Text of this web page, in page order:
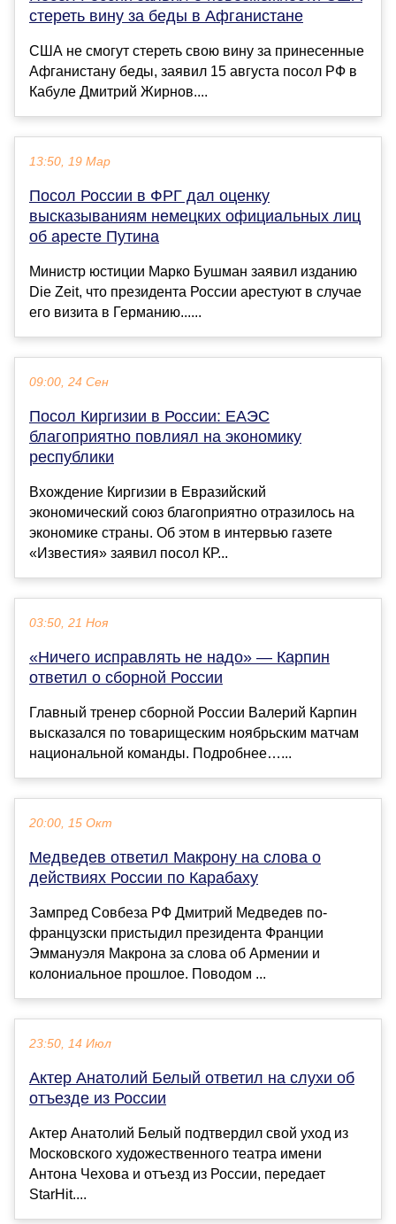
стереть вину за беды в Афганистане
США не смогут стереть свою вину за принесенные
Афганистану беды, заявил 15 августа посол РФ в
Кабуле Дмитрий Жирнов....
13:50, 19 Мар
Посол России в ФРГ дал оценку
высказываниям немецких официальных лиц
об аресте Путина
Министр юстиции Марко Бушман заявил изданию
Die Zeit, что президента России арестуют в случае
его визита в Германию......
09:00, 24 Сен
Посол Киргизии в России: ЕАЭС
благоприятно повлиял на экономику
республики
Вхождение Киргизии в Евразийский
экономический союз благоприятно отразилось на
экономике страны. Об этом в интервью газете
«Известия» заявил посол КР...
03:50, 21 Ноя
«Ничего исправлять не надо» — Карпин
ответил о сборной России
Главный тренер сборной России Валерий Карпин
высказался по товарищеским ноябрьским матчам
национальной команды. Подробнее…...
20:00, 15 Окт
Медведев ответил Макрону на слова о
действиях России по Карабаху
Зампред Совбеза РФ Дмитрий Медведев по-
французски пристыдил президента Франции
Эммануэля Макрона за слова об Армении и
колониальное прошлое. Поводом ...
23:50, 14 Июл
Актер Анатолий Белый ответил на слухи об
отъезде из России
Актер Анатолий Белый подтвердил свой уход из
Московского художественного театра имени
Антона Чехова и отъезд из России, передает
StarHit....